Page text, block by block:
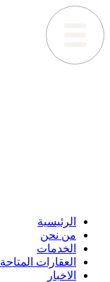
الرئيسية
من نحن
الخدمات
العقارات المتاحة
الاخبار